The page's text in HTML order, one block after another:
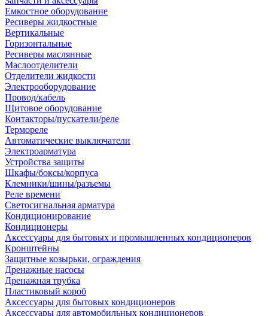
Емкостное оборудование
Ресиверы жидкостные
Вертикальные
Горизонтальные
Ресиверы маслянные
Маслоотделители
Отделители жидкости
Электрооборудование
Провод/кабель
Щитовое оборудование
Контакторы/пускатели/реле
Термореле
Автоматические выключатели
Электроарматура
Устройства защиты
Шкафы/боксы/корпуса
Клемники/шины/разъемы
Реле времени
Светосигнальная арматура
Кондиционирование
Кондиционеры
Аксессуары для бытовых и промышленных кондиционеров
Кронштейны
Защитные козырьки, ограждения
Дренажные насосы
Дренажная трубка
Пластиковый короб
Аксессуары для бытовых кондиционеров
Аксессуары для автомобильных кондиционеров